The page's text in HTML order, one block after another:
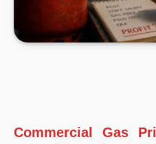
Commercial Gas